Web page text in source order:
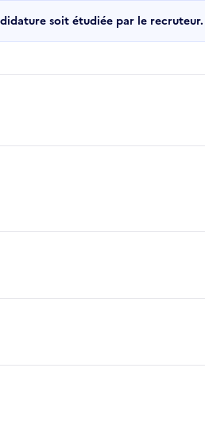
soit étudiée par le recruteur.